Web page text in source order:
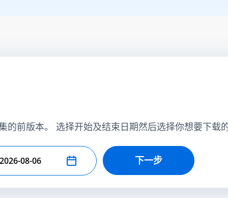
的前版本。 选择开始及结束日期然后选择你想要下载
结束日期 下一步